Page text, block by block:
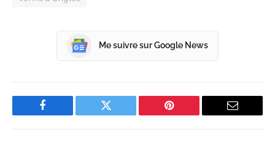
Me suivre sur Google News
Facebook Twitter Pinterest Email